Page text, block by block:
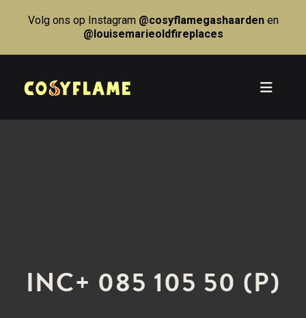
Volg ons op Instagram @cosyflamegashaardenen
@louisemarieoldfireplaces
INC+ 085 105 50 (P)